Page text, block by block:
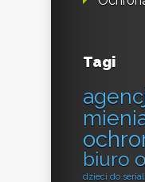
Tagi
biuro
dzieci do seriali